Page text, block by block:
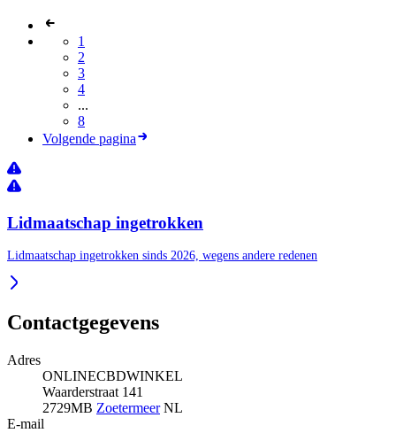
1
2
3
4
...
8
Volgende pagina
Lidmaatschap ingetrokken
Lidmaatschap ingetrokken sinds 2026, wegens andere redenen
Contactgegevens
Adres
ONLINECBDWINKEL
Waarderstraat 141
2729MB ZoetermeerNL
E-mail